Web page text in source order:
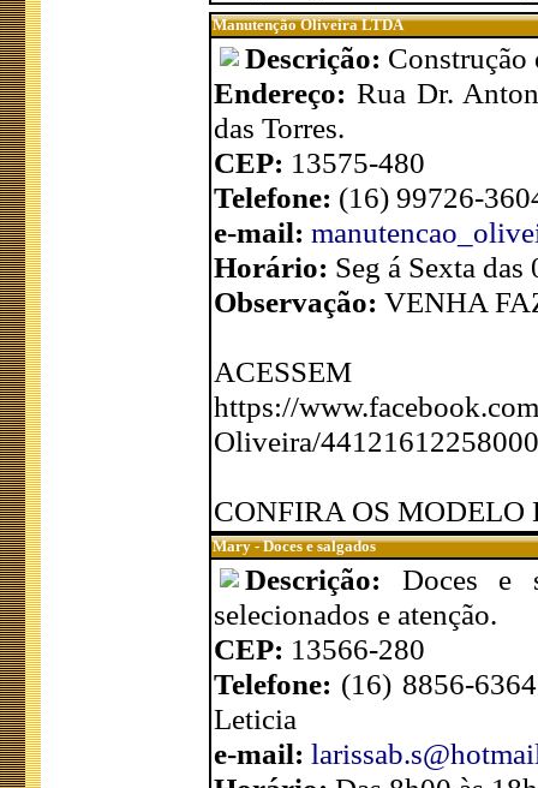
Manutenção Oliveira LTDA
Descrição: Construção
Endereço: Rua Dr.
das Torres.
CEP: 13575-480
Telefone: (16) 99726-
e-mail:
Horário: Seg á Sexta
Observação: VENHA
https://
Oliveira/
CONFIRA OS MODELO
Mary - Doces e salgados
Descrição: Doces e
selecionados e atenção.
CEP: 13566-280
Telefone: (16) 8856-
Leticia
e-mail: